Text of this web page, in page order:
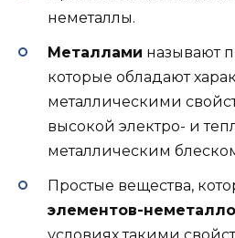
неметаллы.
Металлами называют
которые обладают
металлическими
высокой электро- и
металлическим
Простые вещества,
элементов-